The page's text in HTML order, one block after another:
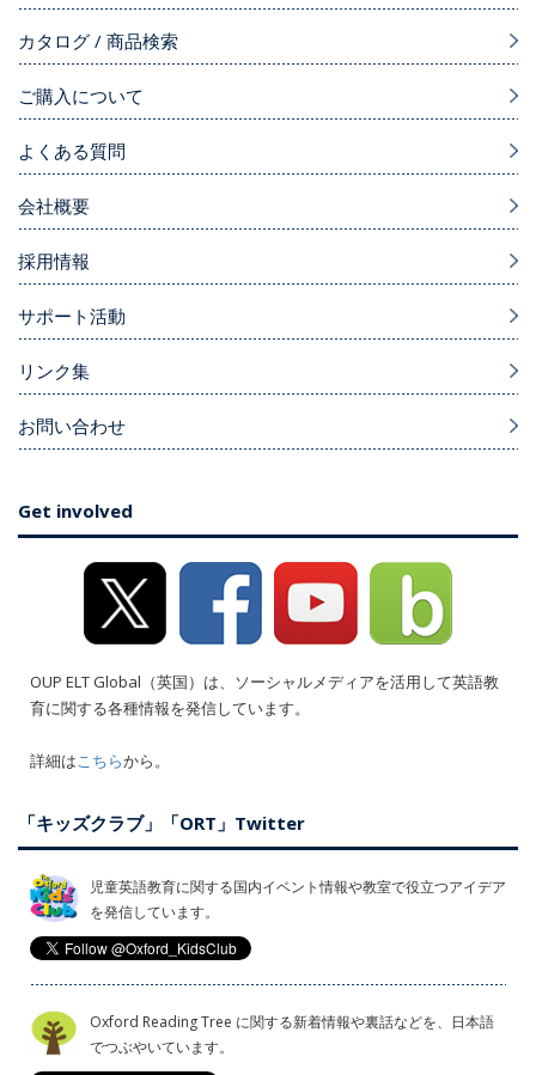
カタログ / 商品検索
ご購入について
よくある質問
会社概要
採用情報
サポート活動
リンク集
お問い合わせ
Get involved
OUP ELT Global（英国）は、ソーシャルメディアを活用して英語教
育に関する各種情報を発信しています。
詳細はこちらから。
「キッズクラブ」「ORT」Twitter
児童英語教育に関する国内イベント情報や教室で役立つアイデア
を発信しています。
Oxford Reading Tree に関する新着情報や裏話などを、日本語
でつぶやいています。